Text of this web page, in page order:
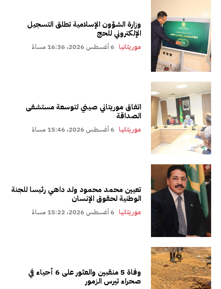
وزارة الشؤون الإسلامية تطلق التسجيل
الإلكتروني للحج
موريتانيا 6 أغسطس 2026، 16:36 مساءً
اتفاق موريتاني صيني لتوسعة مستشفى
الصداقة
موريتانيا 6 أغسطس 2026، 15:46 مساءً
تعيين محمد محمود ولد داهي رئيسا للجنة
الوطنية لحقوق الإنسان
موريتانيا 6 أغسطس 2026، 15:22 مساءً
وفاة 5 منقبين والعثور على 6 أحياء في
صحراء تيرس الزمور